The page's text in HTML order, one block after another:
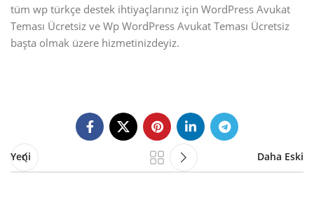
tüm wp türkçe destek ihtiyaçlarınız için WordPress Avukat
Teması Ücretsiz ve Wp WordPress Avukat Teması Ücretsiz
başta olmak üzere hizmetinizdeyiz.
Yeni Daha Eski